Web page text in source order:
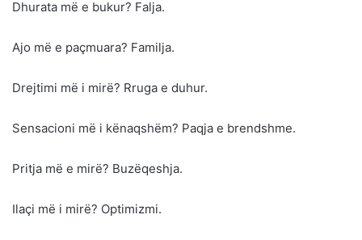
Dhurata më e bukur? Falja.
Ajo më e paçmuara? Familja.
Drejtimi më i mirë? Rruga e duhur.
Sensacioni më i kënaqshëm? Paqja e brendshme.
Pritja më e mirë? Buzëqeshja.
Ilaçi më i mirë? Optimizmi.